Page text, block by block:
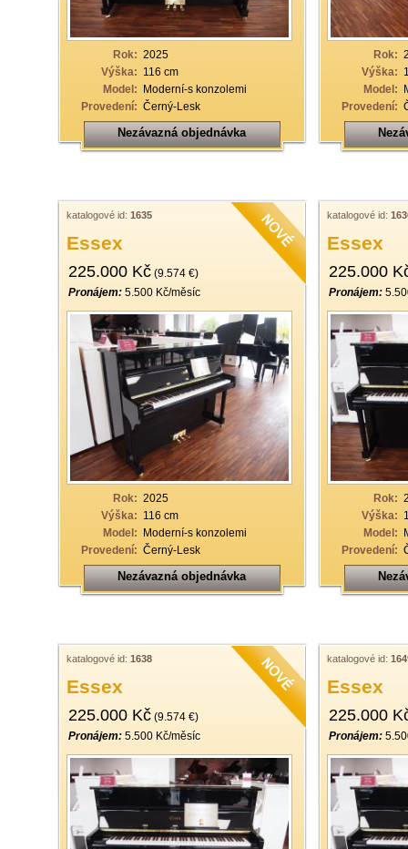
Rok: 2025
Výška: 116 cm
Model: Moderní-s konzolemi
Provedení: Černý-Lesk
Nezávazná objednávka
Rok:
Výška:
Model:
Provedení:
katalogové id: 1635
Essex
225.000 Kč (9.574 €)
Pronájem: 5.500 Kč/měsíc
Rok: 2025
Výška: 116 cm
Model: Moderní-s konzolemi
Provedení: Černý-Lesk
Nezávazná objednávka
katalogové id:
Essex
225.000
Pronájem:
Rok:
Výška:
Model:
Provedení:
katalogové id: 1638
Essex
225.000 Kč (9.574 €)
Pronájem: 5.500 Kč/měsíc
katalogové id:
Essex
225.000
Pronájem: